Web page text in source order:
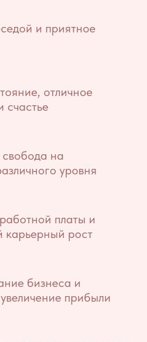
и приятное
отличное
счастье
на
уровня
платы и
карьерный рост
бизнеса и
прибыли